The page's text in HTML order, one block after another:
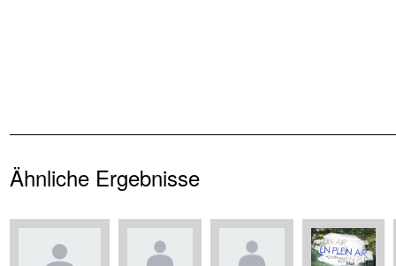
Ähnliche Ergebnisse